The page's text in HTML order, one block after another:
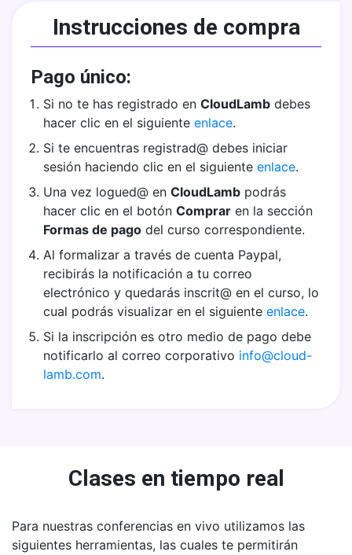
Instrucciones de compra
Pago único:
Si no te has registrado en CloudLamb debes
hacer clic en el siguiente enlace.
Si te encuentras registrad@ debes iniciar
sesión haciendo clic en el siguiente enlace.
Una vez logued@ en CloudLamb podrás
hacer clic en el botón Comprar en la sección
Formas de pago del curso correspondiente.
Al formalizar a través de cuenta Paypal,
recibirás la notificación a tu correo
electrónico y quedarás inscrit@ en el curso, lo
cual podrás visualizar en el siguiente enlace.
Si la inscripción es otro medio de pago debe
notificarlo al correo corporativo info@cloud-
lamb.com.
Clases en tiempo real
Para nuestras conferencias en vivo utilizamos las
siguientes herramientas, las cuales te permitirán